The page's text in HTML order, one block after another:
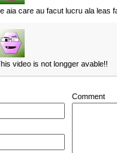
aia care au facut lucru ala leas
video is not longger avable!!
Comment